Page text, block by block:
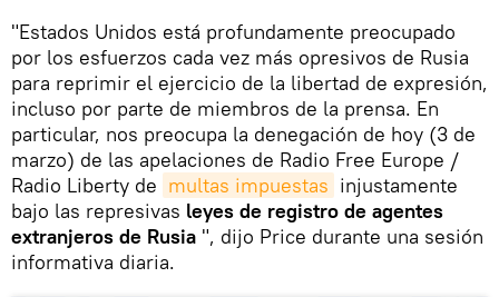
"Estados Unidos está profundamente preocupado
por los esfuerzos cada vez más opresivos de Rusia
para reprimir el ejercicio de la libertad de expresión,
incluso por parte de miembros de la prensa. En
particular, nos preocupa la denegación de hoy (3 de
marzo) de las apelaciones de Radio Free Europe /
Radio Liberty de multas impuestas injustamente
bajo las represivas leyes de registro de agentes
extranjeros de Rusia ", dijo Price durante una sesión
informativa diaria.